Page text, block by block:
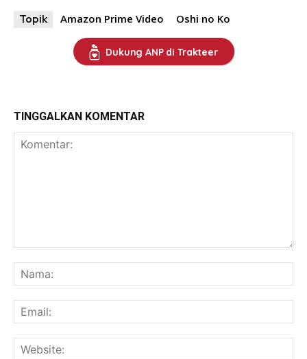
Topik Amazon Prime Video Oshi no Ko
Dukung ANP di Trakteer
TINGGALKAN KOMENTAR